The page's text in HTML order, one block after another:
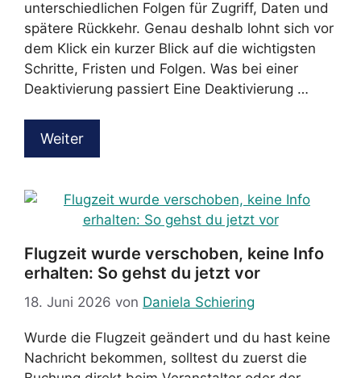
unterschiedlichen Folgen für Zugriff, Daten und
spätere Rückkehr. Genau deshalb lohnt sich vor
dem Klick ein kurzer Blick auf die wichtigsten
Schritte, Fristen und Folgen. Was bei einer
Deaktivierung passiert Eine Deaktivierung …
Weiter
Flugzeit wurde verschoben, keine Info
erhalten: So gehst du jetzt vor
18. Juni 2026 von Daniela Schiering
Wurde die Flugzeit geändert und du hast keine
Nachricht bekommen, solltest du zuerst die